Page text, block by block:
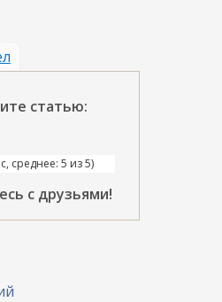
статью:
среднее: 5 из 5)
с друзьями!